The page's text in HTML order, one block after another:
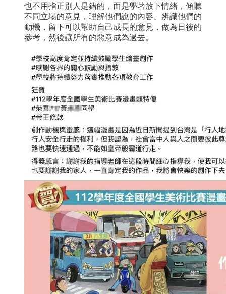
也不用指正別人是錯的，而是學著放下情緒，傾聽
不同立場的意見，理解他們說的內容、辨識他們的
動機，留下可以幫助自己成長的意見，做為日後的
參考，然後讓所有的惡意成為過去。